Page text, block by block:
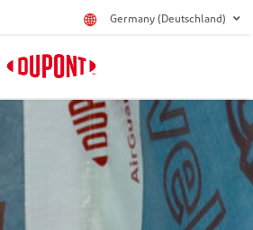
Germany (Deutschland)